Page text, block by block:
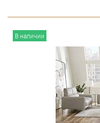
В наличии